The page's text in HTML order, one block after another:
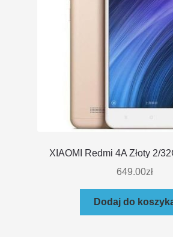
XIAOMI Redmi 4A Złoty 2/
649.00zł
Dodaj do